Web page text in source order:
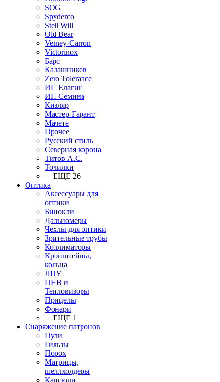
SOG
Spyderco
Stell Will
Old Bear
Verney-Carron
Victorinox
Барс
Калашников
Zero Tolerance
ИП Елагин
ИП Семина
Кизляр
Мастер-Гарант
Мачете
Прочее
Русский стиль
Северная корона
Титов А.С.
Точилки
+ ЕЩЕ 26
Оптика
Аксессуары для
оптики
Бинокли
Дальномеры
Чехлы для оптики
Зрительные трубы
Коллиматоры
Кронштейны,
кольца
ЛЦУ
ПНВ и
Тепловизоры
Прицелы
Фонари
+ ЕЩЕ 1
Снаряжение патронов
Пули
Гильзы
Порох
Матрицы,
шеллхолдеры
Капсюли